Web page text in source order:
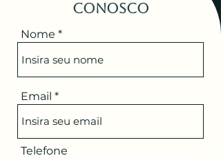
Conosco
Nome
Email
Telefone